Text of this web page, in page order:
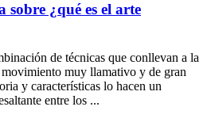
sobre ¿qué es el arte
de técnicas que conllevan a la
muy llamativo y de gran
y características lo hacen un
entre los ...